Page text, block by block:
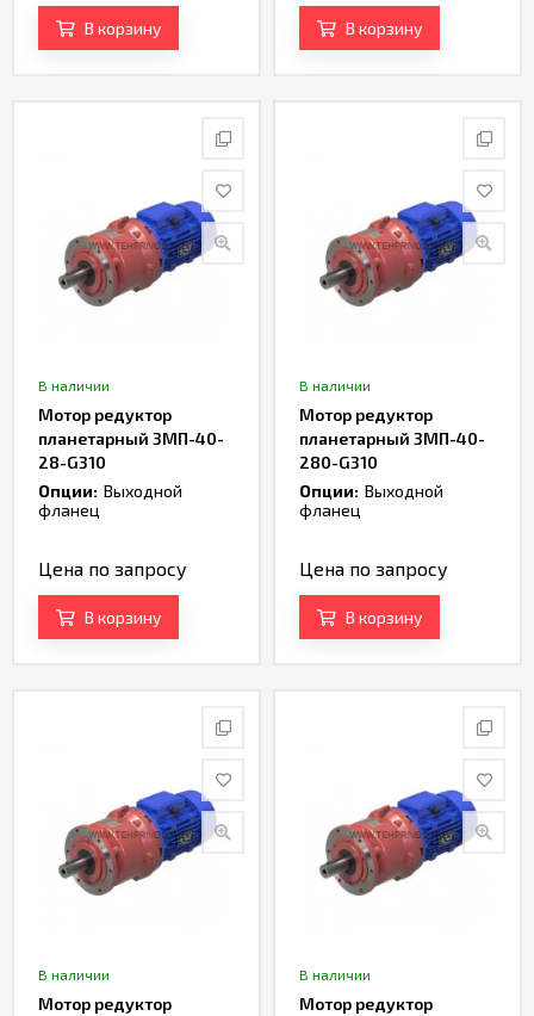
В корзину В корзину
В наличии
Мотор редуктор
планетарный 3МП-40-
28-G310
Опции: Выходной
фланец
Цена по запросу
В корзину
В наличии
Мотор редуктор
планетарный 3МП-40-
280-G310
Опции: Выходной
фланец
Цена по запросу
В корзину
В наличии
Мотор редуктор
В наличии
Мотор редуктор